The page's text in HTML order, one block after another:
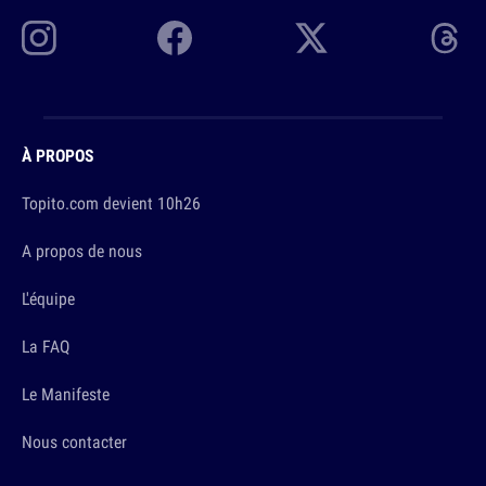
À PROPOS
Topito.com devient 10h26
A propos de nous
L'équipe
La FAQ
Le Manifeste
Nous contacter